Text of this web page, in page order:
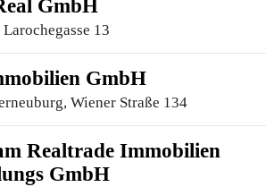
GmbH
13
GmbH
Wiener Straße 134
Realtrade Immobilien
GmbH